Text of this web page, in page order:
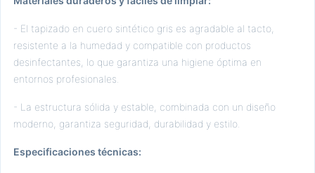
- El tapizado en cuero sintético gris es agradable al tacto,
resistente a la humedad y compatible con productos
desinfectantes, lo que garantiza una higiene óptima en
entornos profesionales.
- La estructura sólida y estable, combinada con un diseño
moderno, garantiza seguridad, durabilidad y estilo.
Especificaciones técnicas: